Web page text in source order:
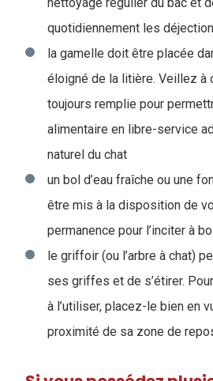
quotidiennement les
la gamelle doit être placée
éloigné de la litière. Veillez à
toujours remplie pour
alimentaire en libre-service
naturel du chat
un bol d’eau fraîche ou une
être mis à la disposition de
permanence pour l’inciter à
le griffoir (ou l’arbre à chat)
ses griffes et de s’étirer.
à l’utiliser, placez-le bien en
proximité de sa zone de